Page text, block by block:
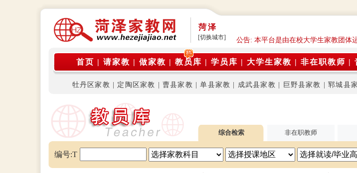
菏泽
[切换城市] 公告: 本平台是由在校大学生家教团体
首页 | 请家教 | 做家教 | 教员库 | 学员库 | 大学生家教 | 非在职教师 |
牡丹区家教 定陶区家教 |曹县家教 |单县家教 成武县家教 巨野县家教 |郓城县
综合检索 非在职教师
编号:T